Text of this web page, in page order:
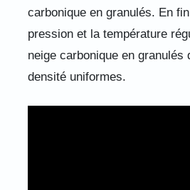
carbonique en granulés. En
pression et la température
neige carbonique en granulés
densité uniformes.